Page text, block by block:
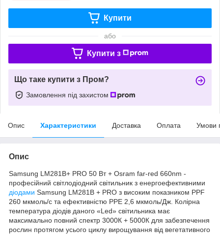
Купити
або
Купити з
Що таке купити з Пром?
Замовлення під захистом
Опис Характеристики Доставка Оплата Умови
Опис
Samsung LM281B+ PRO 50 Вт + Osram far-red 660nm -
професійний світлодіодний світильник з енергоефективними
діодами Samsung LM281B + PRO з високим показником PPF
260 мкмоль/с та ефективністю PPE 2,6 мкмоль/Дж. Колірна
температура діодів даного «Led» світильника має
максимально повний спектр 3000К + 5000К для забезпечення
рослин протягом усього циклу вирощування від вегетативного